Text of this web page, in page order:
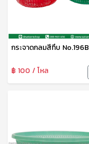
กระจาดกลมสีทึบ No.196B
฿ 100 / โหล